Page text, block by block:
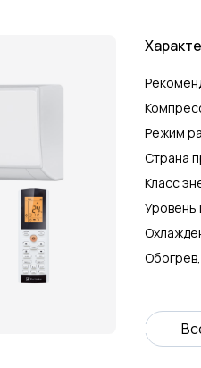
Режим
Страна
Класс
Уровень